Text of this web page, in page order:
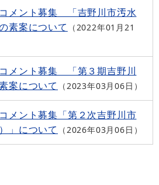
メント募集 「吉野川市汚水
素案について
2022年01月21
メント募集 「第３期吉野川
案について
2023年03月06日
メント募集「第２次吉野川市
」について
2026年03月06日